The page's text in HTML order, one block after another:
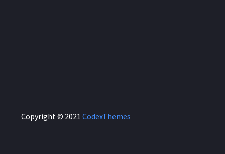
Copyright © 2021 CodexThemes